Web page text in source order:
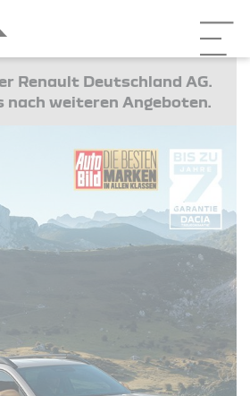
Renault Deutschland AG.
nach weiteren Angeboten.